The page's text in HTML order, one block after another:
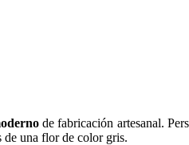
de fabricación artesanal.
de una flor de color gris.